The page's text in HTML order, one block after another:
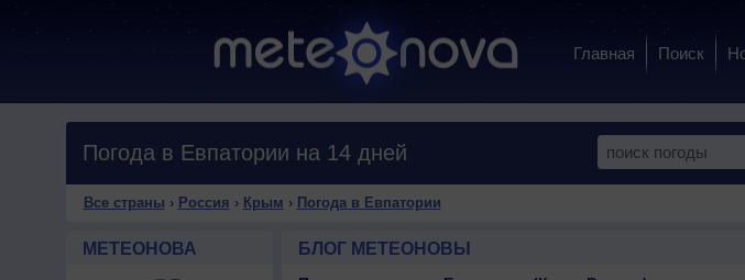
Главная Поиск
Погода в Евпатории на 14 дней
Все страны › Россия › Крым › Погода в Евпатории
МЕТЕОНОВА БЛОГ МЕТЕОНОВЫ